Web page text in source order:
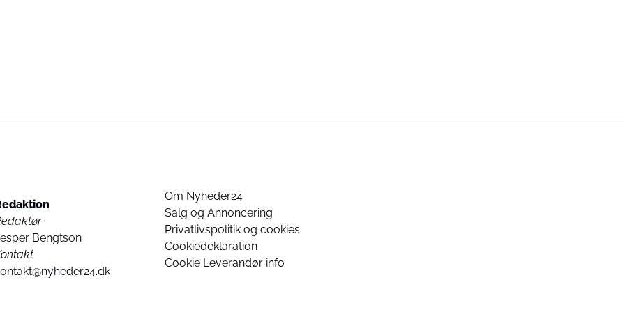
Bengtson
Om Nyheder24
Salg og Annoncering
Privatlivspolitik og cookies
Cookiedeklaration
Cookie Leverandør info